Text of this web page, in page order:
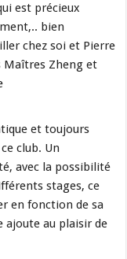
est précieux
bien
chez soi et Pierre
Maîtres Zheng et
et toujours
club. Un
avec la possibilité
stages, ce
en fonction de sa
ajoute au plaisir de